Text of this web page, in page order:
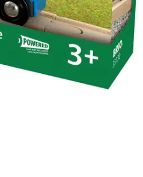
toimitettavia tuotteita.